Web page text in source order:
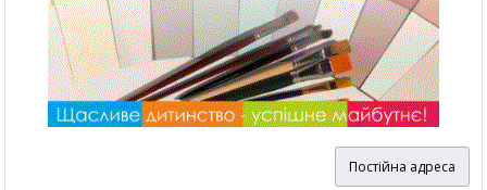
Постійна адреса